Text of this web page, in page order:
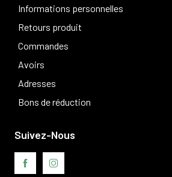
Informations personnelles
Retours produit
Commandes
Avoirs
Adresses
Bons de réduction
Suivez-Nous